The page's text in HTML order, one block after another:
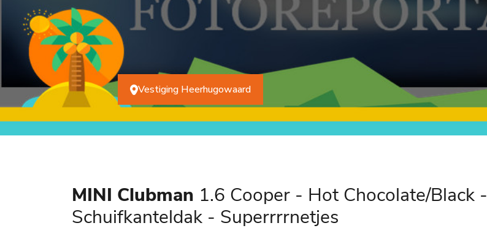
Vestiging Heerhugowaard
MINI Clubman 1.6 Cooper - Hot Chocolate/Black -
Schuifkanteldak - Superrrrnetjes